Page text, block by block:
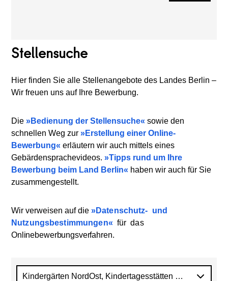
Stellensuche
Hier finden Sie alle Stellenangebote des Landes Berlin –
Wir freuen uns auf Ihre Bewerbung.
Die Bedienung der Stellensuche
sowie den
schnellen Weg zur
Erstellung einer Online-
Bewerbung
erläutern wir auch mittels eines
Gebärdensprachevideos.
Tipps rund um Ihre
Bewerbung beim Land Berlin
haben wir auch für Sie
zusammengestellt.
Wir verweisen auf die Datenschutz- und
Nutzungsbestimmungen
für das
Onlinebewerbungsverfahren.
Kindergärten NordOst, Kindertagesstätten NordWest,